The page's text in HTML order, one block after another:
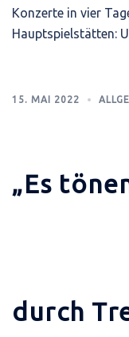
Konzerte in vier
Hauptspielstätten:
15. MAI 2022
„Es
durch